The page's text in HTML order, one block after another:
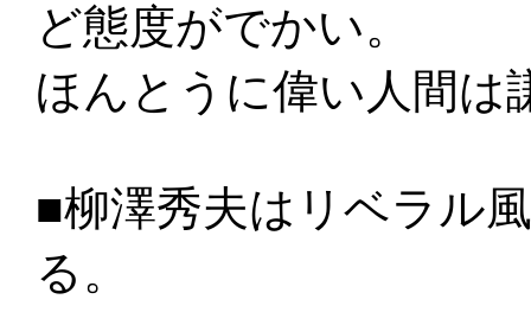
ど態度がでかい。
ほんとうに偉い人間は
■柳澤秀夫はリベラル
る。